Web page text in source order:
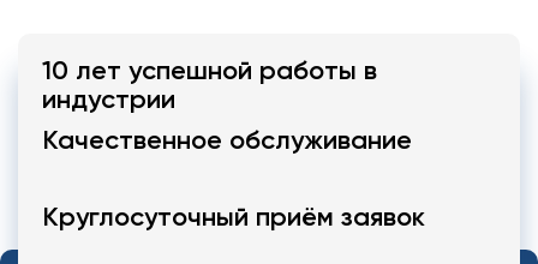
10 лет успешной работы в
индустрии
Качественное обслуживание
Круглосуточный приём заявок